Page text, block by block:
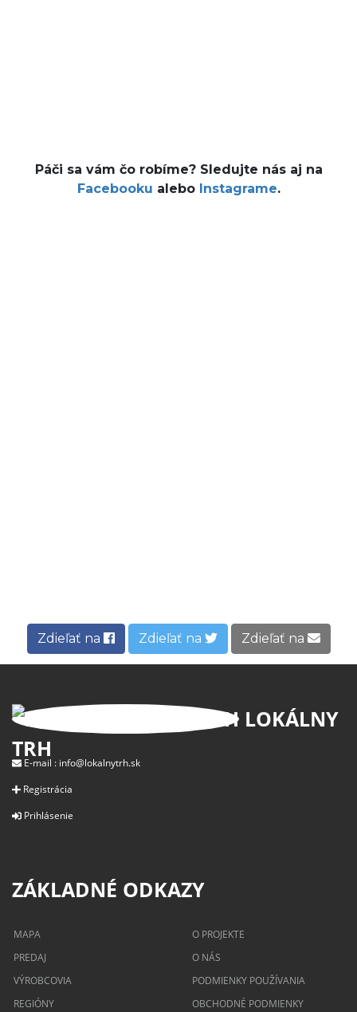
Páči sa vám čo robíme? Sledujte nás aj na
Facebooku alebo Instagrame.
Zdieľať na Zdieľať na Zdieľať na
LOKÁLNY
TRH
E-mail : info@lokalnytrh.sk
Registrácia
Prihlásenie
ZÁKLADNÉ ODKAZY
MAPA
PREDAJ
VÝROBCOVIA
REGIÓNY
O PROJEKTE
O NÁS
PODMIENKY POUŽÍVANIA
OBCHODNÉ PODMIENKY